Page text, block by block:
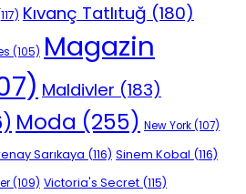
Kıvanç Tatlıtuğ (180)
(105) Magazin
Maldivler (183)
Moda (255) New York(107)
Sarıkaya (116) Sinem Kobal (116)
(109) Victoria's Secret (115)